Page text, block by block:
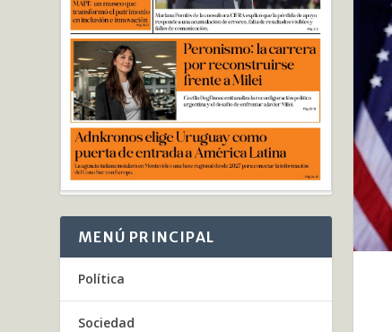
MENÚ PRINCIPAL
Política
Sociedad